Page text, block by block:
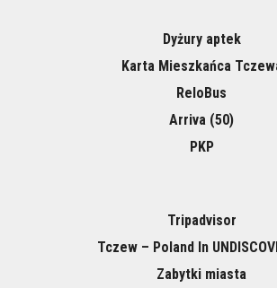
Dyżury aptek
Karta Mieszkańca
ReloBus
Arriva (50)
PKP
Tripadvisor
Tczew – Poland In
Zabytki miasta